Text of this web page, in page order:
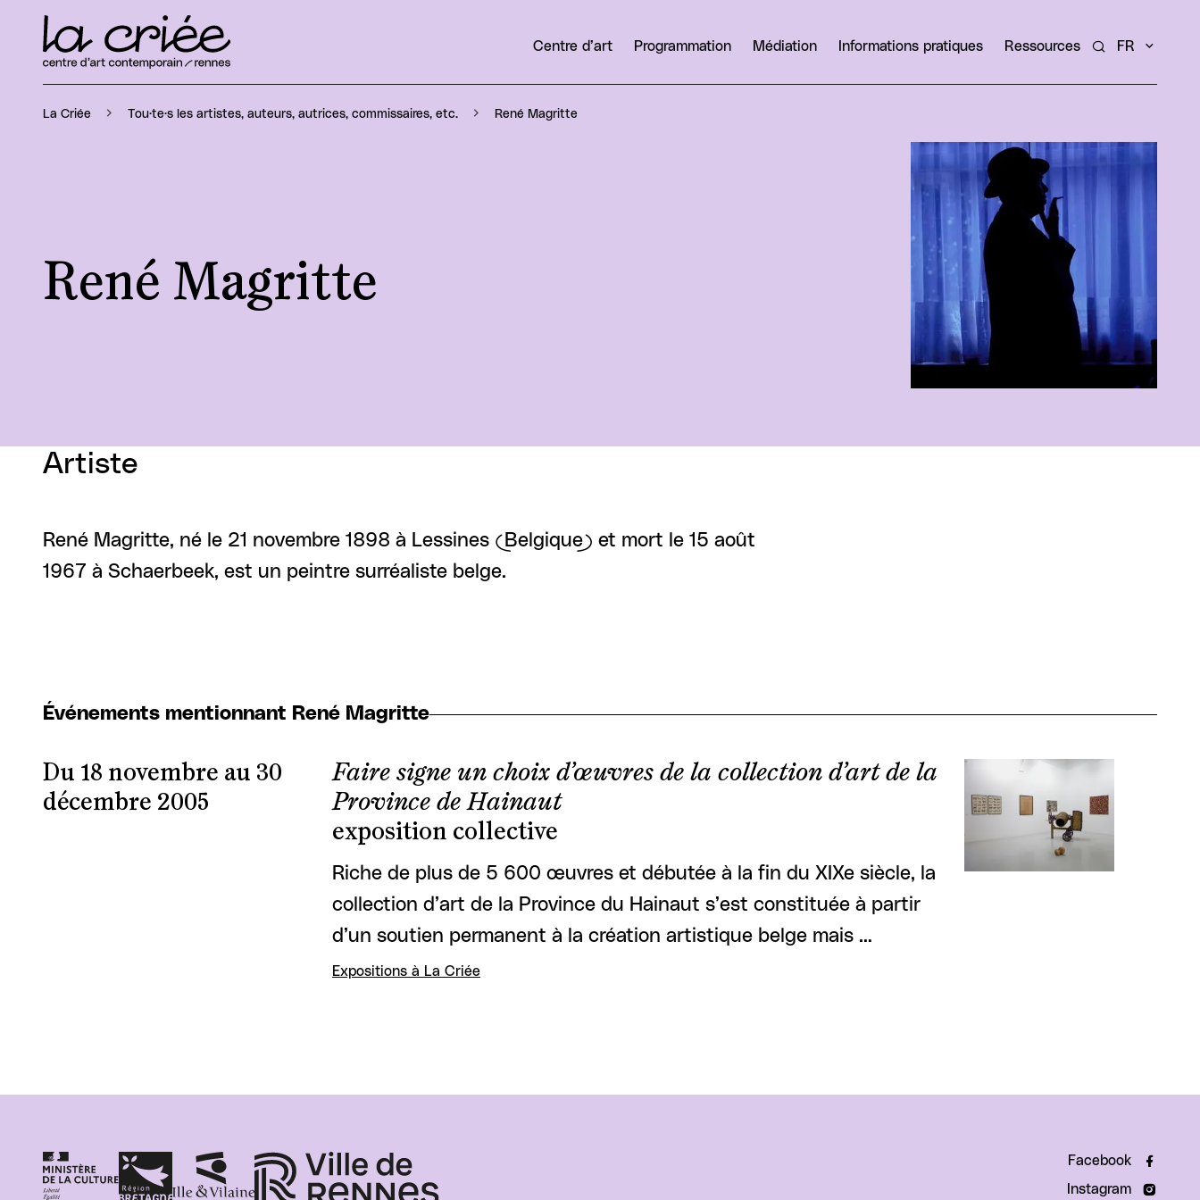
Centre d’art Programmation Médiation Informations pratiques Ressources Rechercher un
FR
La Criée Tou·te·s les artistes, auteurs, autrices, commissaires, etc. René Magritte
René Magritte
Agrandir
Artiste
René Magritte, né le 21 novembre 1898 à Lessines (Belgique) et mort le 15 août
1967 à Schaerbeek, est un peintre surréaliste belge.
Événements mentionnant René Magritte
Faire signe un choix d’œuvres de la collection d’art de la
Province de Hainaut
exposition collective
Du 18 novembre au 30
décembre 2005
Riche de plus de 5 600 œuvres et débutée à la fin du XIXe siècle, la
collection d’art de la Province du Hainaut s’est constituée à partir
d’un soutien permanent à la création artistique belge mais …
Expositions à La Criée
Facebook
Instagram